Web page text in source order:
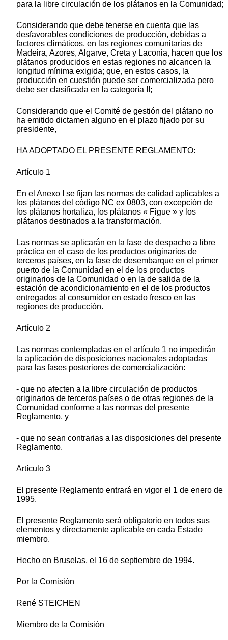
para la libre circulación de los plátanos en la Comunidad;
Considerando que debe tenerse en cuenta que las
desfavorables condiciones de producción, debidas a
factores climáticos, en las regiones comunitarias de
Madeira, Azores, Algarve, Creta y Laconia, hacen que los
plátanos producidos en estas regiones no alcancen la
longitud mínima exigida; que, en estos casos, la
producción en cuestión puede ser comercializada pero
debe ser clasificada en la categoría II;
Considerando que el Comité de gestión del plátano no
ha emitido dictamen alguno en el plazo fijado por su
presidente,
HA ADOPTADO EL PRESENTE REGLAMENTO:
Artículo 1
En el Anexo I se fijan las normas de calidad aplicables a
los plátanos del código NC ex 0803, con excepción de
los plátanos hortaliza, los plátanos « Figue » y los
plátanos destinados a la transformación.
Las normas se aplicarán en la fase de despacho a libre
práctica en el caso de los productos originarios de
terceros países, en la fase de desembarque en el primer
puerto de la Comunidad en el de los productos
originarios de la Comunidad o en la de salida de la
estación de acondicionamiento en el de los productos
entregados al consumidor en estado fresco en las
regiones de producción.
Artículo 2
Las normas contempladas en el artículo 1 no impedirán
la aplicación de disposiciones nacionales adoptadas
para las fases posteriores de comercialización:
- que no afecten a la libre circulación de productos
originarios de terceros países o de otras regiones de la
Comunidad conforme a las normas del presente
Reglamento, y
- que no sean contrarias a las disposiciones del presente
Reglamento.
Artículo 3
El presente Reglamento entrará en vigor el 1 de enero de
1995.
El presente Reglamento será obligatorio en todos sus
elementos y directamente aplicable en cada Estado
miembro.
Hecho en Bruselas, el 16 de septiembre de 1994.
Por la Comisión
René STEICHEN
Miembro de la Comisión